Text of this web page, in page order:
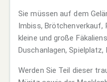
Sie müssen auf dem
Imbiss,
kleine und große
Duschanlagen, Spielplatz,
Werden Sie Teil dieser